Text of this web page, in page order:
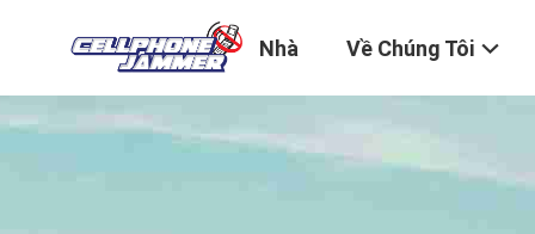
Nhà Về Chúng Tôi